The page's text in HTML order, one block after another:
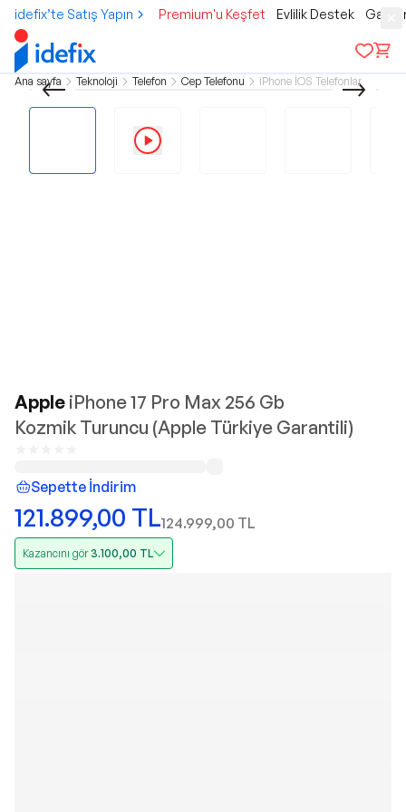
idefix’te Satış Yapın Premium'u Keşfet Evlilik Destek
Ana sayfa Teknoloji Telefon Cep Telefonu iPhone İOS Telefonlar
Apple iPhone 17 Pro Max 256 Gb
Kozmik Turuncu (Apple Türkiye Garantili)
Sepette İndirim
121.899,00 TL124.999,00 TL
Kazancını gör3.100,00 TL